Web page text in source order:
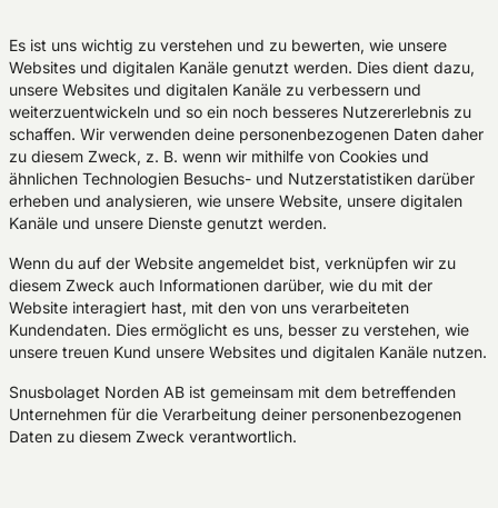
Es ist uns wichtig zu verstehen und zu bewerten, wie unsere
Websites und digitalen Kanäle genutzt werden. Dies dient dazu,
unsere Websites und digitalen Kanäle zu verbessern und
weiterzuentwickeln und so ein noch besseres Nutzererlebnis zu
schaffen. Wir verwenden deine personenbezogenen Daten daher
zu diesem Zweck, z. B. wenn wir mithilfe von Cookies und
ähnlichen Technologien Besuchs- und Nutzerstatistiken darüber
erheben und analysieren, wie unsere Website, unsere digitalen
Kanäle und unsere Dienste genutzt werden.
Wenn du auf der Website angemeldet bist, verknüpfen wir zu
diesem Zweck auch Informationen darüber, wie du mit der
Website interagiert hast, mit den von uns verarbeiteten
Kundendaten. Dies ermöglicht es uns, besser zu verstehen, wie
unsere treuen Kund unsere Websites und digitalen Kanäle nutzen.
Snusbolaget Norden AB ist gemeinsam mit dem betreffenden
Unternehmen für die Verarbeitung deiner personenbezogenen
Daten zu diesem Zweck verantwortlich.